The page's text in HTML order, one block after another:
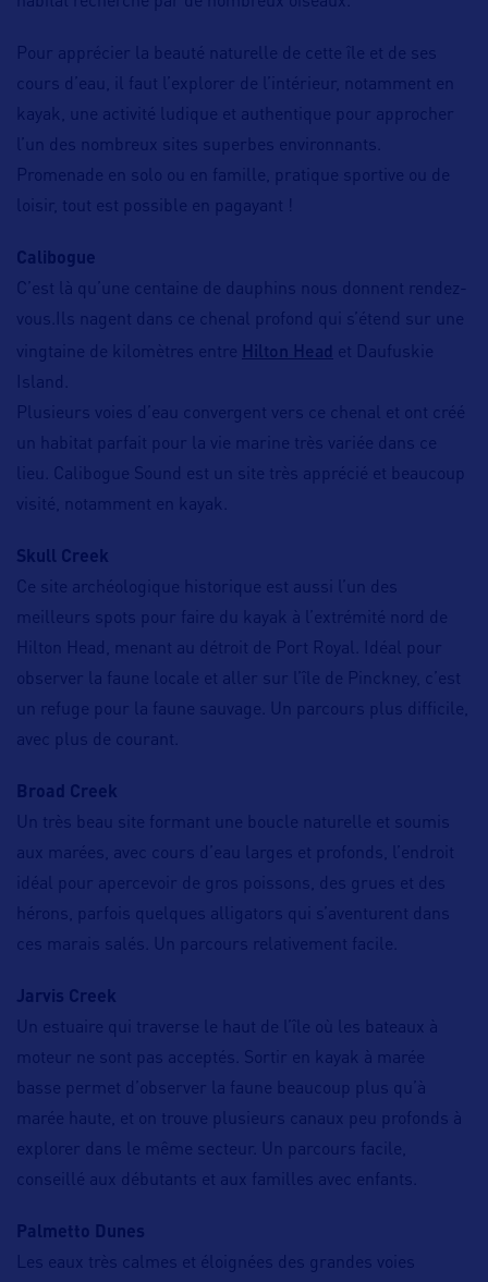
Pour apprécier la beauté naturelle de cette île et de ses
cours d’eau, il faut l’explorer de l’intérieur, notamment en
kayak, une activité ludique et authentique pour approcher
l’un des nombreux sites superbes environnants.
Promenade en solo ou en famille, pratique sportive ou de
loisir, tout est possible en pagayant !
Calibogue
C’est là qu’une centaine de dauphins nous donnent rendez-
vous.Ils nagent dans ce chenal profond qui s’étend sur une
vingtaine de kilomètres entre Hilton Head et Daufuskie
Island.
Plusieurs voies d’eau convergent vers ce chenal et ont créé
un habitat parfait pour la vie marine très variée dans ce
lieu. Calibogue Sound est un site très apprécié et beaucoup
visité, notamment en kayak.
Skull Creek
Ce site archéologique historique est aussi l’un des
meilleurs spots pour faire du kayak à l’extrémité nord de
Hilton Head, menant au détroit de Port Royal. Idéal pour
observer la faune locale et aller sur l’île de Pinckney, c’est
un refuge pour la faune sauvage. Un parcours plus difficile,
avec plus de courant.
Broad Creek
Un très beau site formant une boucle naturelle et soumis
aux marées, avec cours d’eau larges et profonds, l’endroit
idéal pour apercevoir de gros poissons, des grues et des
hérons, parfois quelques alligators qui s’aventurent dans
ces marais salés. Un parcours relativement facile.
Jarvis Creek
Un estuaire qui traverse le haut de l’île où les bateaux à
moteur ne sont pas acceptés. Sortir en kayak à marée
basse permet d’observer la faune beaucoup plus qu’à
marée haute, et on trouve plusieurs canaux peu profonds à
explorer dans le même secteur. Un parcours facile,
conseillé aux débutants et aux familles avec enfants.
Palmetto Dunes
Les eaux très calmes et éloignées des grandes voies